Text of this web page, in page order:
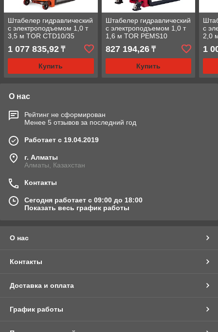
Штабелер гидравлический
с электроподъемом 1,0 т
3,5 м TOR CTD10/35
1 077 835,92 ₸
Купить
Штабелер гидравлический
с электроподъемом 1,0 т
1,6 м TOR PEMS10
827 194,26₸
Купить
с
2,0
1
О нас
Рейтинг не сформирован
Менее 5 отзывов за последний год
Работает с 19.04.2019
г. Алматы
Алматы, Казахстан
Контакты
Сегодня работает с 09:00 до 18:00
Показать весь график работы
О нас
Контакты
Доставка и оплата
График работы